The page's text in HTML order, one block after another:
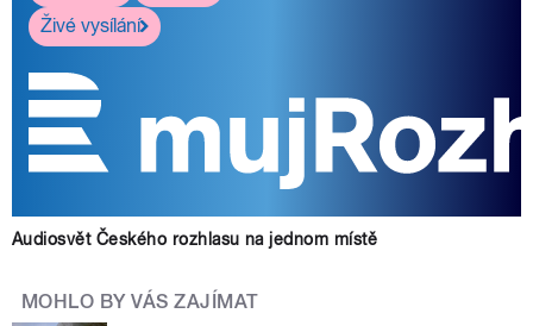
Živé vysílání
Audiosvět Českého rozhlasu na jednom místě
MOHLO BY VÁS ZAJÍMAT